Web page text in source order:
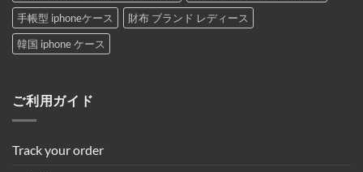
手帳型 iphoneケース
財布 ブランド レディース
韓国 iphone ケース
ご利用ガイド
Track your order